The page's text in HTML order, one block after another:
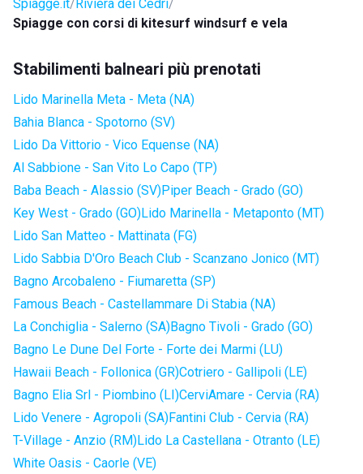
Spiagge.it Riviera dei Cedri
Spiagge con corsi di kitesurf windsurf e vela
Stabilimenti balneari più prenotati
Lido Marinella Meta - Meta (NA)
Bahia Blanca - Spotorno (SV)
Lido Da Vittorio - Vico Equense (NA)
Al Sabbione - San Vito Lo Capo (TP)
Baba Beach - Alassio (SV)Piper Beach - Grado (GO)
Key West - Grado (GO)Lido Marinella - Metaponto (MT)
Lido San Matteo - Mattinata (FG)
Lido Sabbia D'Oro Beach Club - Scanzano Jonico (MT)
Bagno Arcobaleno - Fiumaretta (SP)
Famous Beach - Castellammare Di Stabia (NA)
La Conchiglia - Salerno (SA)Bagno Tivoli - Grado (GO)
Bagno Le Dune Del Forte - Forte dei Marmi (LU)
Hawaii Beach - Follonica (GR)Cotriero - Gallipoli (LE)
Bagno Elia Srl - Piombino (LI)CerviAmare - Cervia (RA)
Lido Venere - Agropoli (SA)Fantini Club - Cervia (RA)
T-Village - Anzio (RM)Lido La Castellana - Otranto (LE)
White Oasis - Caorle (VE)